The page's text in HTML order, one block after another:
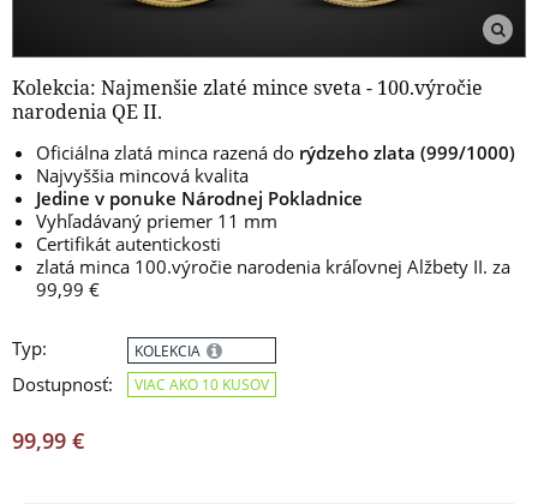
Kolekcia: Najmenšie zlaté mince sveta - 100.výročie
narodenia QE II.
Oficiálna zlatá minca razená do rýdzeho zlata (999/1000)
Najvyššia mincová kvalita
Jedine v ponuke Národnej Pokladnice
Vyhľadávaný priemer 11 mm
Certifikát autentickosti
zlatá minca 100.výročie narodenia kráľovnej Alžbety II. za
99,99 €
Typ:
Dostupnosť:
KOLEKCIA
VIAC AKO 10 KUSOV
99,99 €